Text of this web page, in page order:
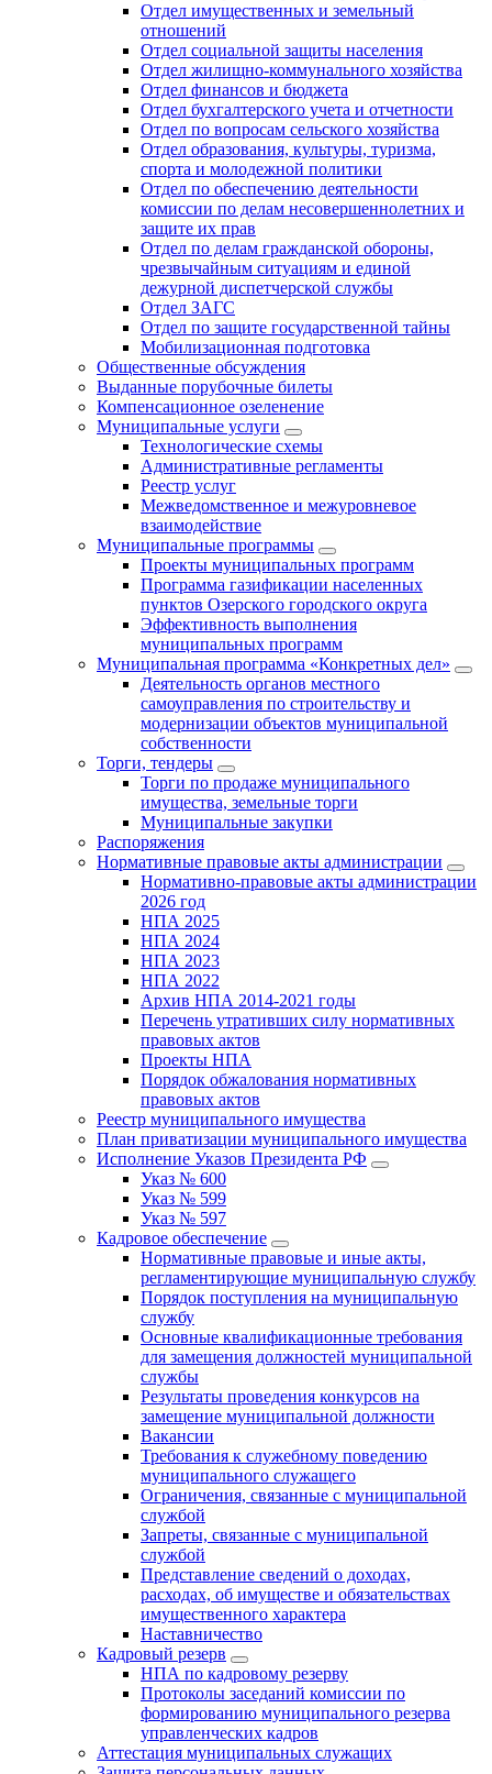
Отдел имущественных и земельный
отношений
Отдел социальной защиты населения
Отдел жилищно-коммунального хозяйства
Отдел финансов и бюджета
Отдел бухгалтерского учета и отчетности
Отдел по вопросам сельского хозяйства
Отдел образования, культуры, туризма,
спорта и молодежной политики
Отдел по обеспечению деятельности
комиссии по делам несовершеннолетних и
защите их прав
Отдел по делам гражданской обороны,
чрезвычайным ситуациям и единой
дежурной диспетчерской службы
Отдел ЗАГС
Отдел по защите государственной тайны
Мобилизационная подготовка
Общественные обсуждения
Выданные порубочные билеты
Компенсационное озеленение
Муниципальные услуги
Технологические схемы
Административные регламенты
Реестр услуг
Межведомственное и межуровневое
взаимодействие
Муниципальные программы
Проекты муниципальных программ
Программа газификации населенных
пунктов Озерского городского округа
Эффективность выполнения
муниципальных программ
Муниципальная программа «Конкретных дел»
Деятельность органов местного
самоуправления по строительству и
модернизации объектов муниципальной
собственности
Торги, тендеры
Торги по продаже муниципального
имущества, земельные торги
Муниципальные закупки
Распоряжения
Нормативные правовые акты администрации
Нормативно-правовые акты администрации
2026 год
НПА 2025
НПА 2024
НПА 2023
НПА 2022
Архив НПА 2014-2021 годы
Перечень утративших силу нормативных
правовых актов
Проекты НПА
Порядок обжалования нормативных
правовых актов
Реестр муниципального имущества
План приватизации муниципального имущества
Исполнение Указов Президента РФ
Указ № 600
Указ № 599
Указ № 597
Кадровое обеспечение
Нормативные правовые и иные акты,
регламентирующие муниципальную службу
Порядок поступления на муниципальную
службу
Основные квалификационные требования
для замещения должностей муниципальной
службы
Результаты проведения конкурсов на
замещение муниципальной должности
Вакансии
Требования к служебному поведению
муниципального служащего
Ограничения, связанные с муниципальной
службой
Запреты, связанные с муниципальной
службой
Представление сведений о доходах,
расходах, об имуществе и обязательствах
имущественного характера
Наставничество
Кадровый резерв
НПА по кадровому резерву
Протоколы заседаний комиссии по
формированию муниципального резерва
управленческих кадров
Аттестация муниципальных служащих